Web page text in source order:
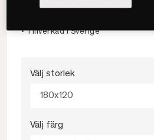
• OEKO-TEX-certifierat tyg
• Tillverkad i Sverige
Välj storlek
180x120
Välj färg